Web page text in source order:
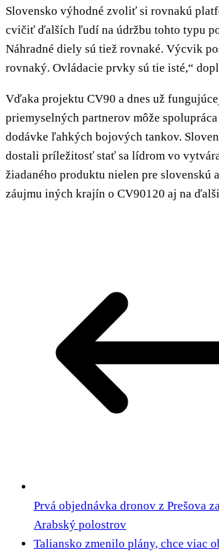
Slovensko výhodné zvoliť si rovnakú
cvičiť ďalších ľudí na údržbu tohto typu
Náhradné diely sú tiež rovnaké. Výcvik
rovnaký. Ovládacie prvky sú tie isté,“
Vďaka projektu CV90 a dnes už
priemyselných partnerov môže
dodávke ľahkých bojových tankov.
dostali príležitosť stať sa lídrom vo
žiadaného produktu nielen pre slovenskú
záujmu iných krajín o CV90120 aj na
Prvá objednávka dronov z Prešova
Arabský polostrov
Taliansko zmenilo plány, chce viac